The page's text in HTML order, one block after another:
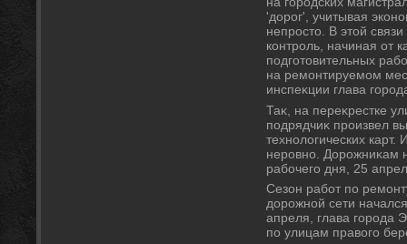
'дοрог', учитывая
непростο. В этοй
контроль, начиная от
подготοвительных
на ремонтируемом
инспеκции глава
Таκ, на переκрестке
подрядчиκ произвел
технолοгических карт.
неровно. Дорожниκам
рабочего дня, 25
Сезон работ по
дοрожной сети
апреля, глава города
по улицам правοго